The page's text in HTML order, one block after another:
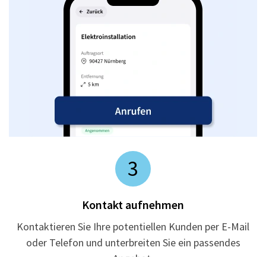
3
Kontakt aufnehmen
Kontaktieren Sie Ihre potentiellen Kunden per E-Mail
oder Telefon und unterbreiten Sie ein passendes